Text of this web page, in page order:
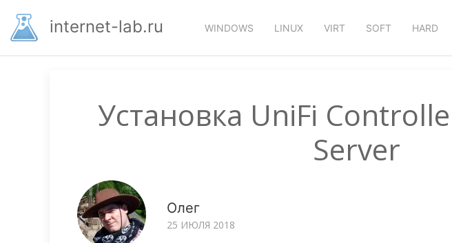
основномуinternet-lab.ru WINDOWS LINUX VIRT SOFT HARD
Установка UniFi
Server
Олег
25 ИЮЛЯ 2018